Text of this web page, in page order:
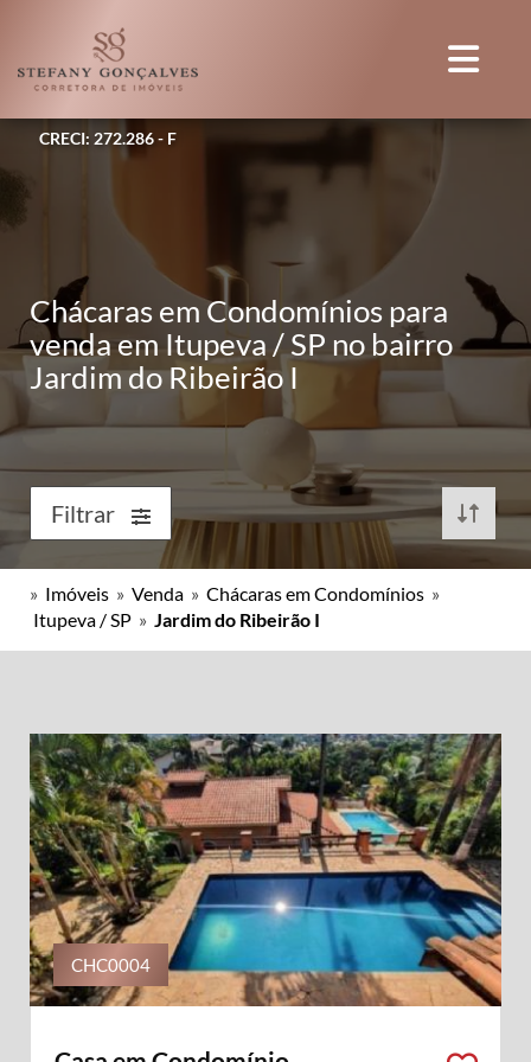
CRECI: 272.286 - F
Chácaras em Condomínios para
venda em Itupeva / SP no bairro
Jardim do Ribeirão I
Filtrar
» Imóveis » Venda » Chácaras em Condomínios »
Itupeva / SP » Jardim do Ribeirão I
CHC0004